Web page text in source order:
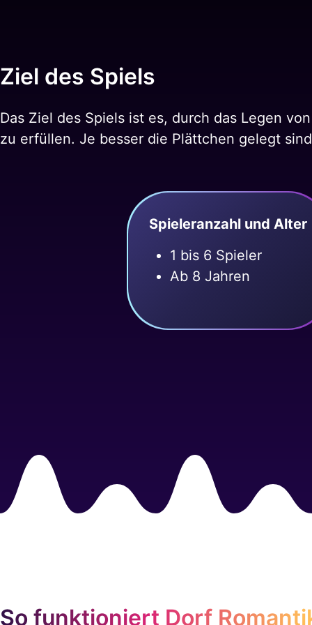
Ziel des Spiels
Das Ziel des Spiels ist es, durch das Legen
zu erfüllen. Je besser die Plättchen gelegt
Spieleranzahl und Alter
1 bis 6 Spieler
Ab 8 Jahren
So funktioniert Dorf